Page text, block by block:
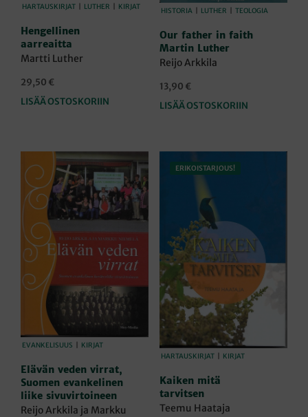
HARTAUSKIRJAT LUTHER KIRJAT
Hengellinen
aarreaitta
Martti Luther
29,50 €
LISÄÄ OSTOSKORIIN
HISTORIA LUTHER TEOLOGIA
Our father in faith
Martin Luther
Reijo Arkkila
13,90 €
LISÄÄ OSTOSKORIIN
EVANKELISUUS KIRJAT
Elävän veden virrat,
Suomen evankelinen
liike sivuvirtoineen
Reijo Arkkila ja Markku
ERIKOISTARJOUS!
HARTAUSKIRJAT KIRJAT
Kaiken mitä
tarvitsen
Teemu Haataja